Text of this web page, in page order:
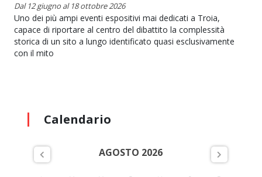
Dal 12 giugno al 18 ottobre 2026
Uno dei più ampi eventi espositivi mai dedicati a Troia,
capace di riportare al centro del dibattito la complessità
storica di un sito a lungo identificato quasi esclusivamente
con il mito
Calendario
AGOSTO 2026